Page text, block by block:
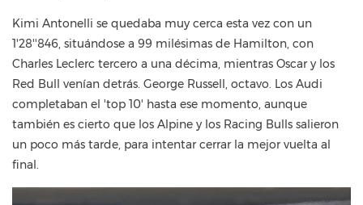
Kimi Antonelli se quedaba muy cerca esta vez con un
1'28''846, situándose a 99 milésimas de Hamilton, con
Charles Leclerc tercero a una décima, mientras Oscar y los
Red Bull venían detrás. George Russell, octavo. Los Audi
completaban el 'top 10' hasta ese momento, aunque
también es cierto que los Alpine y los Racing Bulls salieron
un poco más tarde, para intentar cerrar la mejor vuelta al
final.